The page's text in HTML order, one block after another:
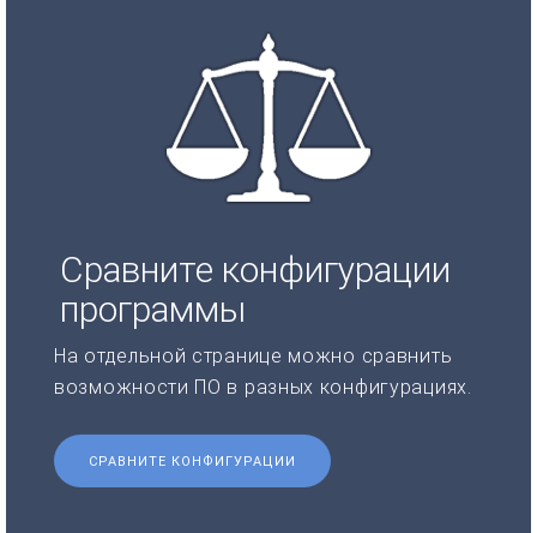
Сравните конфигурации
программы
На отдельной странице можно сравнить
возможности ПО в разных конфигурациях.
СРАВНИТЕ КОНФИГУРАЦИИ